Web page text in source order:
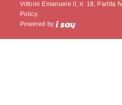
Vittorio Emanuele II, n. 18, Partita
Policy.
Powered by